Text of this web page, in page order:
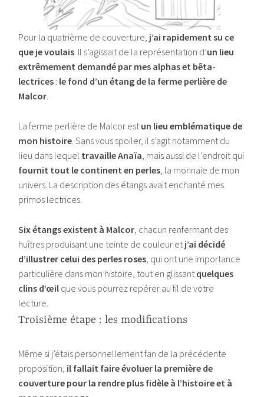
Pour la quatrième de couverture, j’ai rapidement su ce
que je voulais. Il s’agissait de la représentation d’un lieu
extrêmement demandé par mes alphas et bêta-
lectrices : le fond d’un étang de la ferme perlière de
Malcor.
La ferme perlière de Malcor est un lieu emblématique de
mon histoire . Sans vous spoiler, il s’agit notamment du
lieu dans lequel travaille Anaïa , mais aussi de l’endroit qui
fournit tout le continent en perles , la monnaie de mon
univers. La description des étangs avait enchanté mes
primos lectrices.
Six étangs existent à Malcor , chacun renfermant des
huîtres produisant une teinte de couleur et j’ai décidé
d’illustrer celui des perles roses , qui ont une importance
particulière dans mon histoire, tout en glissant quelques
clins d’œil que vous pourrez repérer au fil de votre
lecture.
Troisième étape : les modifications
Même si j’étais personnellement fan de la précédente
proposition, il fallait faire évoluer la première de
couverture pour la rendre plus fidèle à l’histoire et à